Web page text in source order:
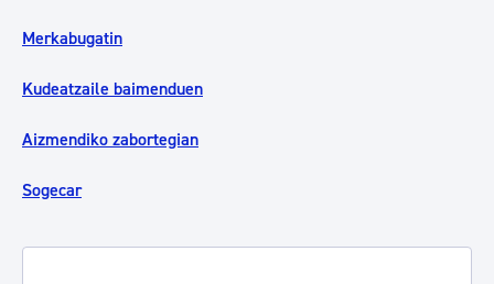
Merkabugatin
Kudeatzaile baimenduen
Aizmendiko zabortegian
Sogecar